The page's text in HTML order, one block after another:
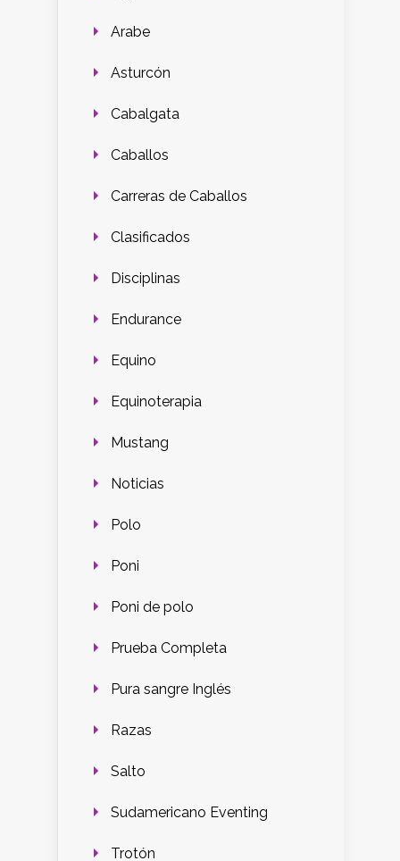
Arabe
Asturcón
Cabalgata
Caballos
Carreras de Caballos
Clasificados
Disciplinas
Endurance
Equino
Equinoterapia
Mustang
Noticias
Polo
Poni
Poni de polo
Prueba Completa
Pura sangre Inglés
Razas
Salto
Sudamericano Eventing
Trotón